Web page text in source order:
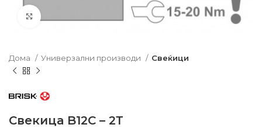
Дома Универзални производи Свеќици
Свекица B12C – 2Т